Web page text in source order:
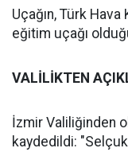
Uçağın, Türk
eğitim uçağı
VALİLİKTEN
İzmir Valiliğinden
kaydedildi: